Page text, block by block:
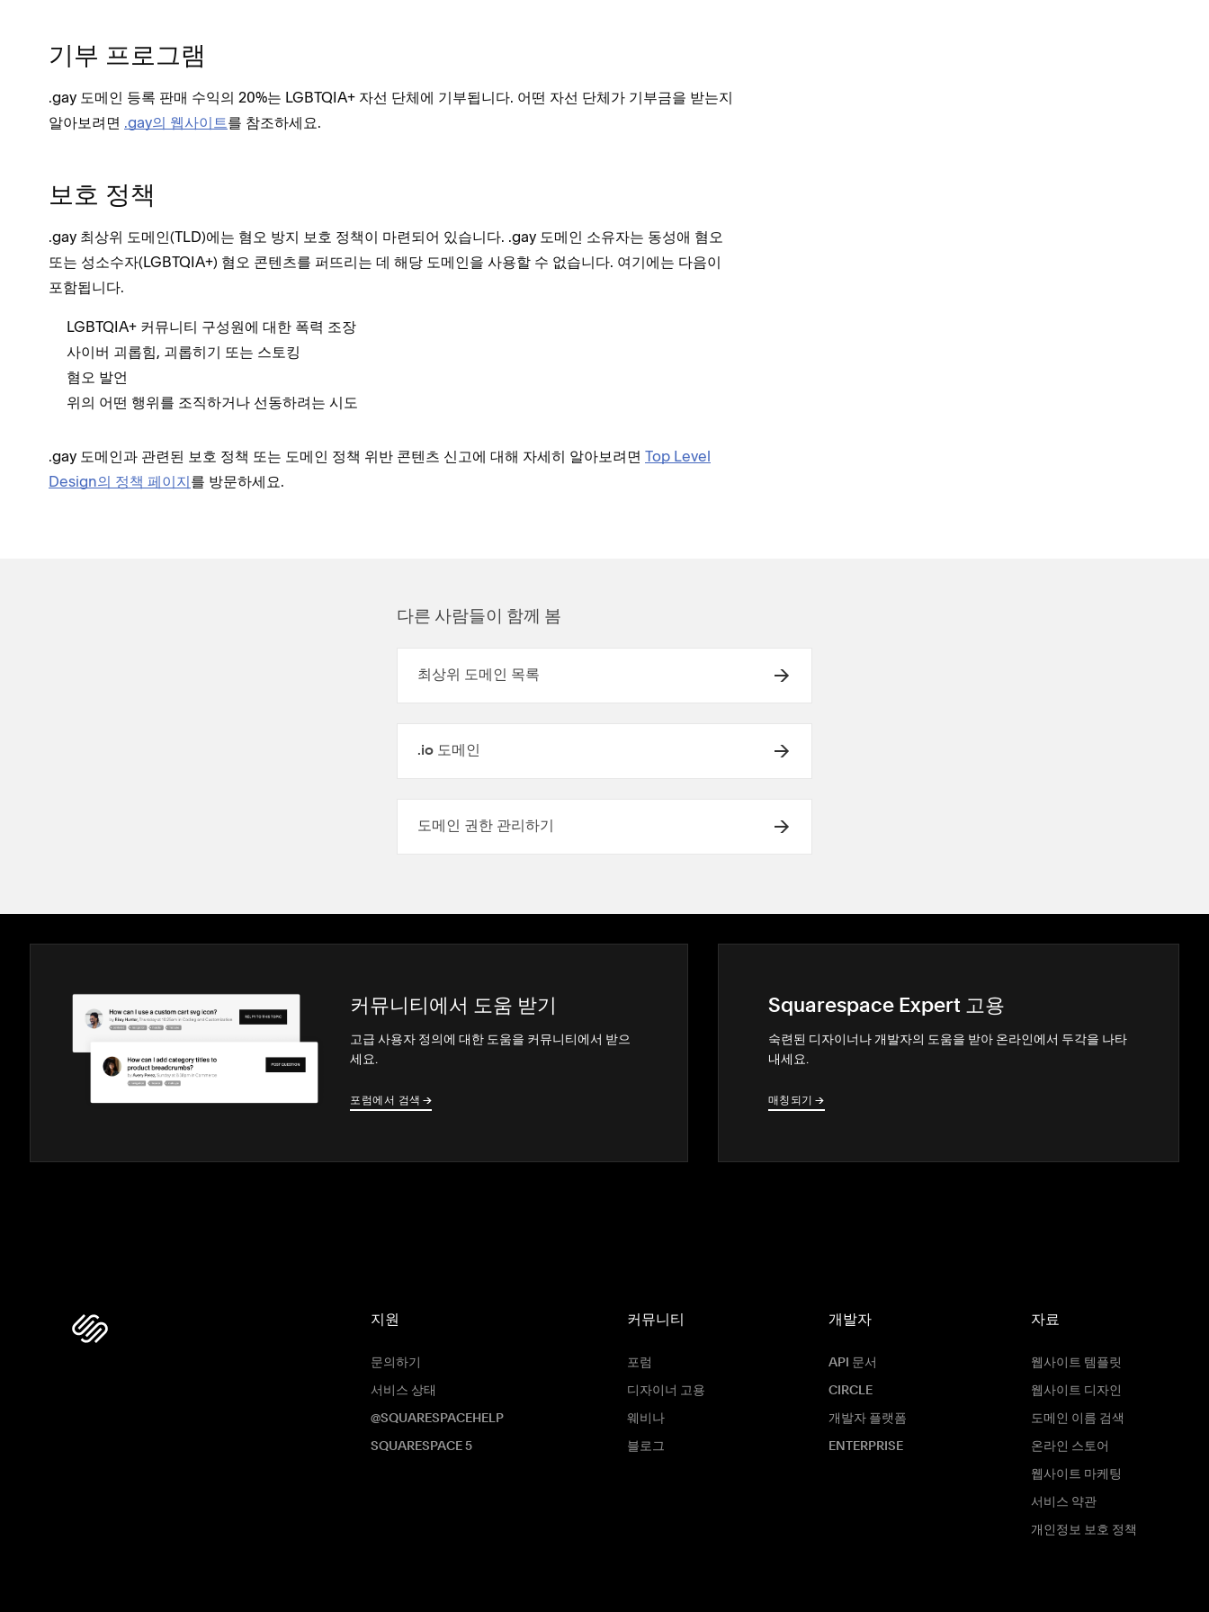
기부 프로그램
.gay 도메인 등록 판매 수익의 20%는 LGBTQIA+ 자선 단체에 기부됩니다. 어떤 자선 단체가 기부금을 받는지
알아보려면 .gay의 웹사이트를 참조하세요.
보호 정책
.gay 최상위 도메인(TLD)에는 혐오 방지 보호 정책이 마련되어 있습니다. .gay 도메인 소유자는 동성애 혐오
또는 성소수자(LGBTQIA+) 혐오 콘텐츠를 퍼뜨리는 데 해당 도메인을 사용할 수 없습니다. 여기에는 다음이
포함됩니다.
LGBTQIA+ 커뮤니티 구성원에 대한 폭력 조장
사이버 괴롭힘, 괴롭히기 또는 스토킹
혐오 발언
위의 어떤 행위를 조직하거나 선동하려는 시도
.gay 도메인과 관련된 보호 정책 또는 도메인 정책 위반 콘텐츠 신고에 대해 자세히 알아보려면 Top Level
Design의 정책 페이지를 방문하세요.
다른 사람들이 함께 봄
최상위 도메인 목록
.io 도메인
도메인 권한 관리하기
커뮤니티에서 도움 받기
고급 사용자 정의에 대한 도움을 커뮤니티에서 받으
세요.
포럼에서 검색 →
→
Squarespace Expert 고용
숙련된 디자이너나 개발자의 도움을 받아 온라인에서 두각을 나타
내세요.
매칭되기 →
→
지원
문의하기
서비스 상태
@SQUARESPACEHELP
SQUARESPACE 5
커뮤니티
포럼
디자이너 고용
웨비나
블로그
개발자
API 문서
CIRCLE
개발자 플랫폼
ENTERPRISE
자료
웹사이트 템플릿
웹사이트 디자인
도메인 이름 검색
온라인 스토어
웹사이트 마케팅
서비스 약관
개인정보 보호 정책